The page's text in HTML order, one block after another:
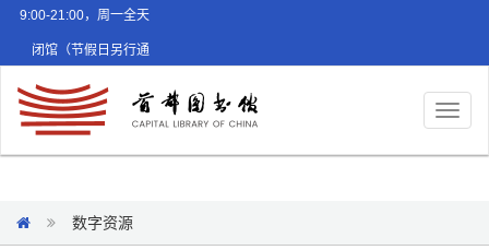
9:00-21:00，周一全天
闭馆（节假日另行通
数字资源